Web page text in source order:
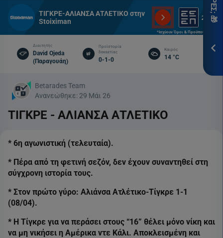
ΤΙΓΚΡΕ-ΑΛΙΑΝΣΑ ΑΤΛΕΤΙΚΟ στην
Stoiximan
*Ισχύουν Όροι & Προϋποθέσεις
Διαιτητής
David Ojeda
(Παραγουάη)
Προϊστορία
δεκαετίας
0-1-0
Καιρός
14 °C
Betarades Team
Ανανεώθηκε: 29 Μάι 26
ΤΙΓΚΡΕ - ΑΛΙΑΝΣΑ ΑΤΛΕΤΙΚΟ
* 6η αγωνιστική (τελευταία).
* Πέρα από τη φετινή σεζόν, δεν έχουν συναντηθεί στη
σύγχρονη ιστορία τους.
* Στον πρώτο γύρο: Αλιάνσα Ατλέτικο-Τίγκρε 1-1
(08/04).
* Η Τίγκρε για να περάσει στους “16” θέλει μόνο νίκη και
να μη νικήσει η Αμέρικα ντε Κάλι. Αποκλεισμένη και